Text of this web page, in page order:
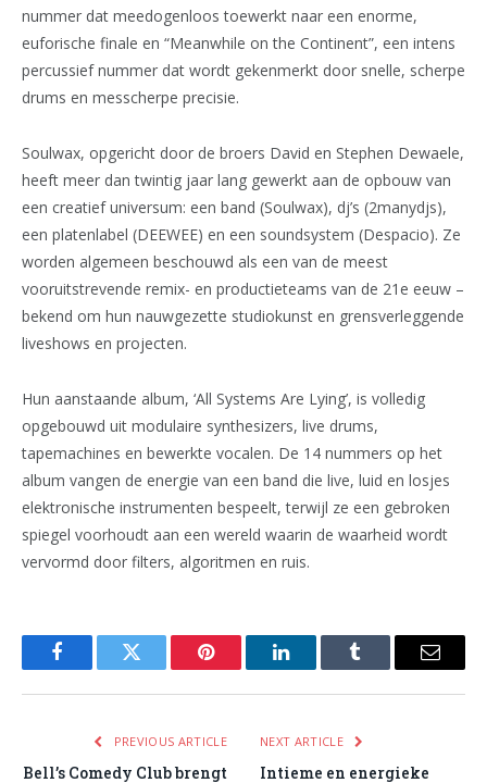
nummer dat meedogenloos toewerkt naar een enorme,
euforische finale en “Meanwhile on the Continent”, een intens
percussief nummer dat wordt gekenmerkt door snelle, scherpe
drums en messcherpe precisie.
Soulwax, opgericht door de broers David en Stephen Dewaele,
heeft meer dan twintig jaar lang gewerkt aan de opbouw van
een creatief universum: een band (Soulwax), dj’s (2manydjs),
een platenlabel (DEEWEE) en een soundsystem (Despacio). Ze
worden algemeen beschouwd als een van de meest
vooruitstrevende remix- en productieteams van de 21e eeuw –
bekend om hun nauwgezette studiokunst en grensverleggende
liveshows en projecten.
Hun aanstaande album, ‘All Systems Are Lying’, is volledig
opgebouwd uit modulaire synthesizers, live drums,
tapemachines en bewerkte vocalen. De 14 nummers op het
album vangen de energie van een band die live, luid en losjes
elektronische instrumenten bespeelt, terwijl ze een gebroken
spiegel voorhoudt aan een wereld waarin de waarheid wordt
vervormd door filters, algoritmen en ruis.
FacebookTwitter Pinterest LinkedInTumblr Email
PREVIOUS ARTICLE
Bell’s Comedy Club brengt
NEXT ARTICLE
Intieme en energieke